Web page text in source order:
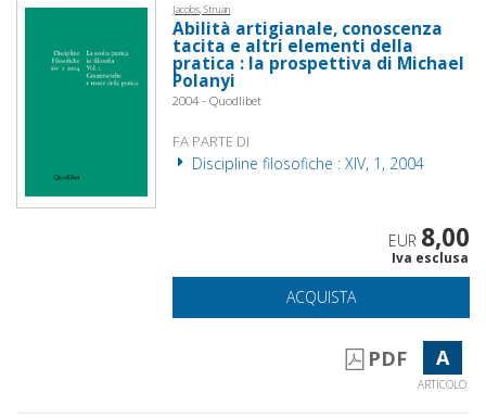
Jacobs, Struan
Abilità artigianale, conoscenza
tacita e altri elementi della
pratica : la prospettiva di Michael
Polanyi
2004 - Quodlibet
FA PARTE DI
Discipline filosofiche : XIV, 1, 2004
EUR 8,00
Iva esclusa
ACQUISTA
PDF A
ARTICOLO